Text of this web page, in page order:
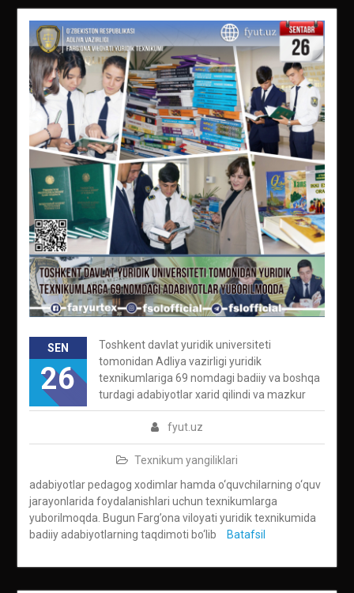
SEN
26
fyut.uz
Texnikum yangiliklari
Toshkent davlat yuridik universiteti
tomonidan Adliya vazirligi yuridik
texnikumlariga 69 nomdagi badiiy va boshqa
turdagi adabiyotlar xarid qilindi va mazkur
adabiyotlar pedagog xodimlar hamda o‘quvchilarning o‘quv
jarayonlarida foydalanishlari uchun texnikumlarga
yuborilmoqda. Bugun Farg’ona viloyati yuridik texnikumida
badiiy adabiyotlarning taqdimoti bo‘lib
Batafsil